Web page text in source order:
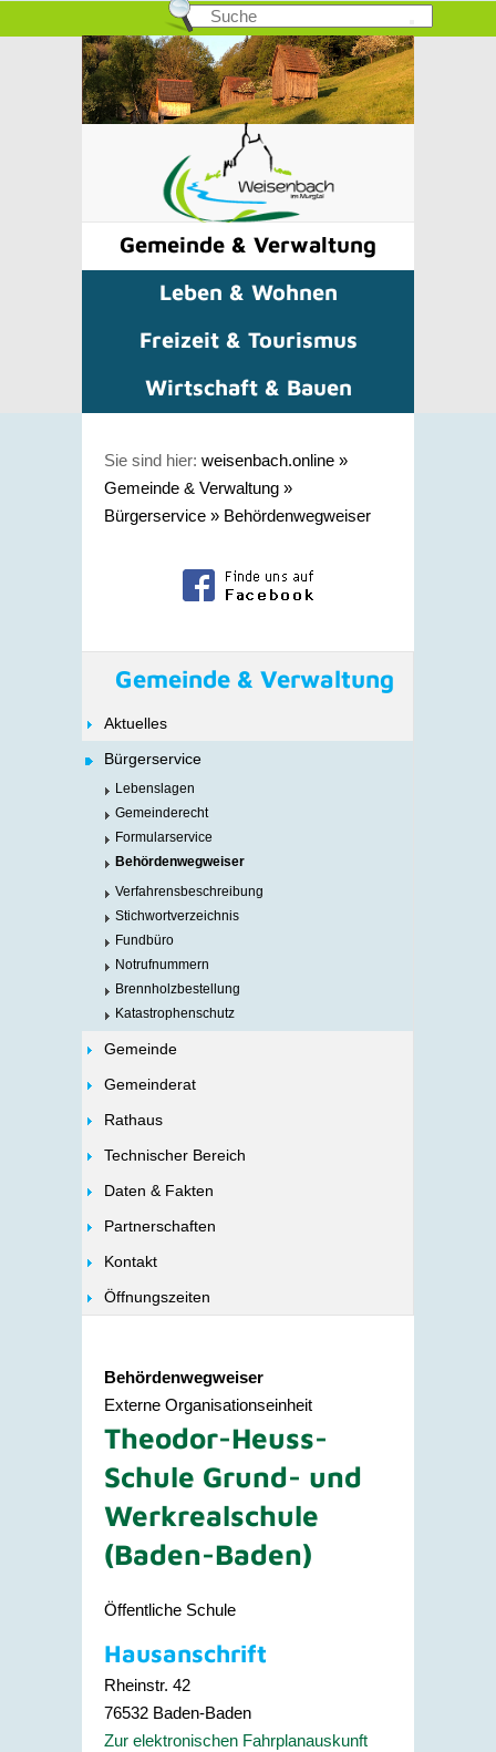
Gemeinde & Verwaltung
Leben & Wohnen
Freizeit & Tourismus
Wirtschaft & Bauen
Sie sind hier: weisenbach.online »
Gemeinde & Verwaltung »
Bürgerservice » Behördenwegweiser
Gemeinde & Verwaltung
Aktuelles
Bürgerservice
Lebenslagen
Gemeinderecht
Formularservice
Behördenwegweiser
Verfahrensbeschreibung
Stichwortverzeichnis
Fundbüro
Notrufnummern
Brennholzbestellung
Katastrophenschutz
Gemeinde
Gemeinderat
Rathaus
Technischer Bereich
Daten & Fakten
Partnerschaften
Kontakt
Öffnungszeiten
Behördenwegweiser
Externe Organisationseinheit
Theodor-Heuss-
Schule Grund- und
Werkrealschule
(Baden-Baden)
Öffentliche Schule
Hausanschrift
Rheinstr. 42
76532 Baden-Baden
Zur elektronischen Fahrplanauskunft